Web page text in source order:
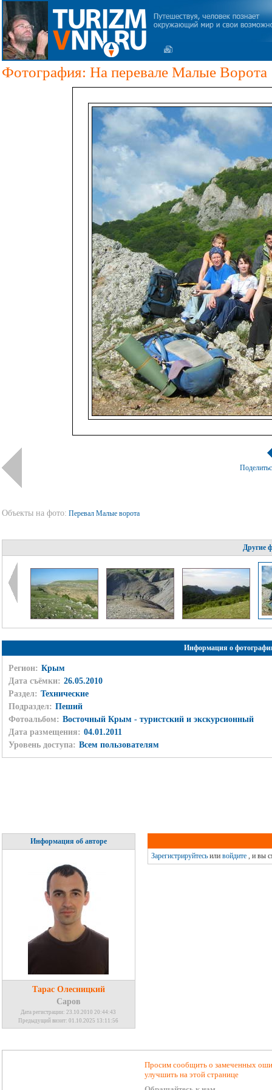
Фотография: На перевале Малые Ворота
Объекты на фото: Перевал Малые ворота
Другие
Информация о
Регион: Крым
Дата съёмки: 26.05.2010
Раздел: Технические
Подраздел: Пеший
Фотоальбом: Восточный Крым - туристский и экскурсионный
Дата размещения: 04.01.2011
Уровень доступа: Всем пользователям
Информация об авторе
Тарас Олесницкий
Саров
Дата регистрации: 23.10.2010 20:44:43
Предыдущий визит: 01.10.2025 13:11:56
Зарегистрируйтесьили войдите, и вы
Просим сообщить о замеченных
улучшить на этой странице